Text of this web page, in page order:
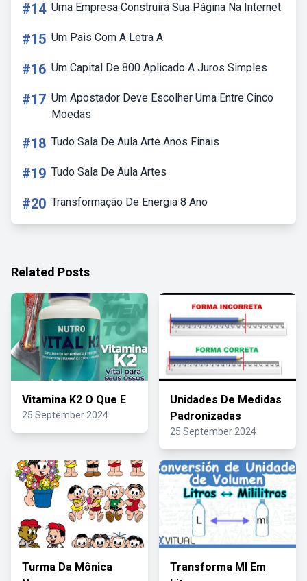
#14 Uma Empresa Construirá Sua Página Na Internet
#15 Um Pais Com A Letra A
#16 Um Capital De 800 Aplicado A Juros Simples
#17 Um Apostador Deve Escolher Uma Entre Cinco
Moedas
#18 Tudo Sala De Aula Arte Anos Finais
#19 Tudo Sala De Aula Artes
#20 Transformação De Energia 8 Ano
Related Posts
Vitamina K2 O Que E
25 September 2024
Unidades De Medidas
Padronizadas
25 September 2024
Turma Da Mônica
Transforma Ml Em